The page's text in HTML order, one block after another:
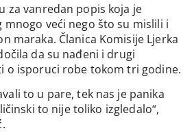
za vanredan popis koja je
mnogo veći nego što su mislili i
maraka. Članica Komisije Ljerka
da su nađeni i drugi
o isporuci robe tokom tri godine.
to u pare, tek nas je panika
to nije toliko izgledalo“,